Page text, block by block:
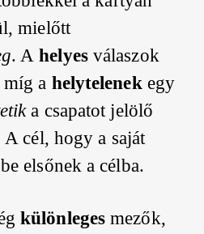
mielőtt
. Ahelyes válaszok
míg a helytelenek egy
a csapatot jelölő
cél, hogy a saját
elsőnek a célba.
különlegesmezők,